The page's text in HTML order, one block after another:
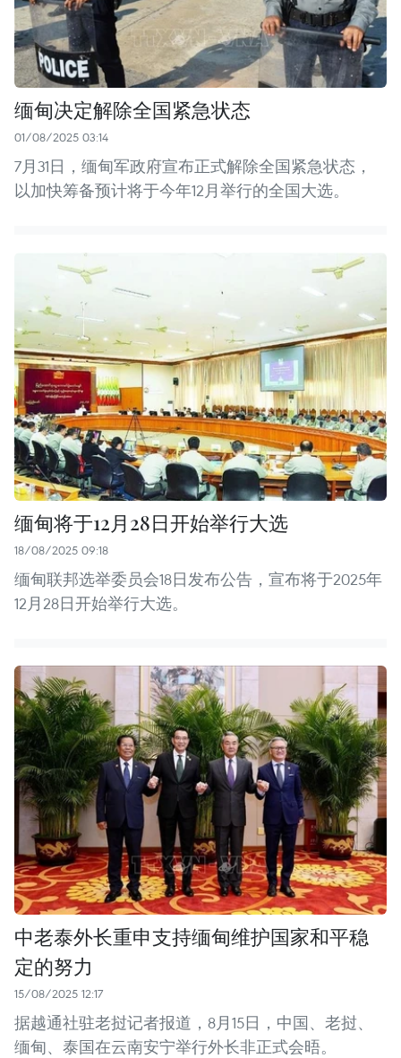
缅甸决定解除全国紧急状态
01/08/2025 03:14
7月31日，缅甸军政府宣布正式解除全国紧急状态，
以加快筹备预计将于今年12月举行的全国大选。
缅甸将于12月28日开始举行大选
18/08/2025 09:18
缅甸联邦选举委员会18日发布公告，宣布将于2025年
12月28日开始举行大选。
中老泰外长重申支持缅甸维护国家和平稳
定的努力
15/08/2025 12:17
据越通社驻老挝记者报道，8月15日，中国、老挝、
缅甸、泰国在云南安宁举行外长非正式会晤。